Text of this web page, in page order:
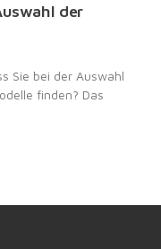
der
Sie bei der Auswahl
finden? Das